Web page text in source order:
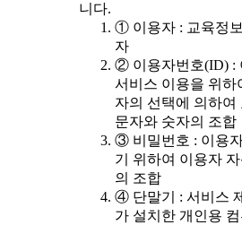
니다.
① 이용자 : 교육정
자
② 이용자번호(ID) :
서비스 이용을 위하
자의 선택에 의하여
문자와 숫자의 조합
③ 비밀번호 : 이용
기 위하여 이용자
의 조합
④ 단말기 : 서비스
가 설치한 개인용